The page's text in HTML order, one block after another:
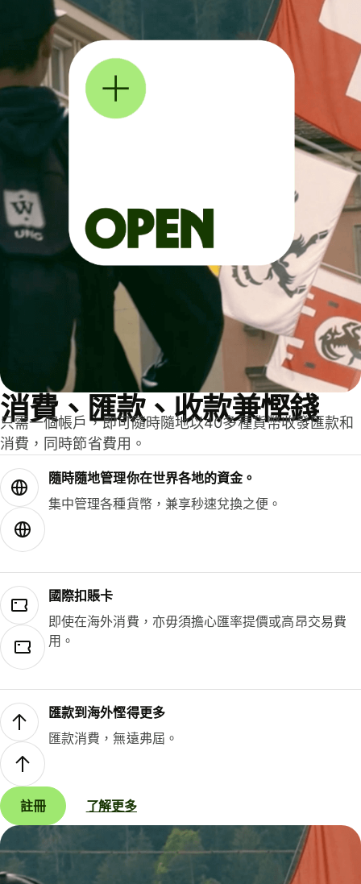
消費、匯款、收款兼慳錢
只需一個帳戶，即可隨時隨地以40多種貨幣收發匯款和
消費，同時節省費用。
隨時隨地管理你在世界各地的資金。
集中管理各種貨幣，兼享秒速兌換之便。
國際扣賬卡
即使在海外消費，亦毋須擔心匯率提價或高昂交易費
用。
匯款到海外慳得更多
匯款消費，無遠弗屆。
註冊 了解更多